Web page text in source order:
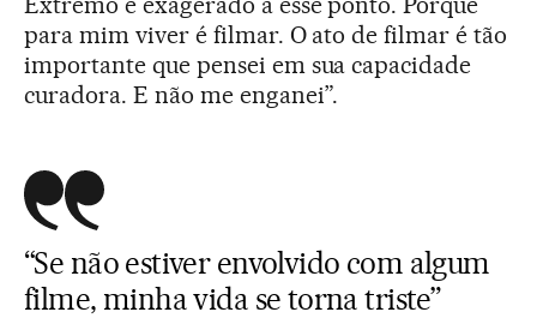
para mim viver é filmar. O ato de filmar é tão
importante que pensei em sua capacidade
curadora. E não me enganei”.
“Se não estiver envolvido com algum
filme, minha vida se torna triste”